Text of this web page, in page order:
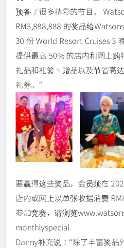
预备了很多精彩的节目。
RM3,888,888 的奖品给
30 份 World Resort Cruises 3
提供最高 50% 的店内和网上
礼品和礼篮丶赠品以及节省高
礼券。”
要赢得这些奖品，会员须在
店内或网上以单张收据消费
参加竞赛，请浏览
monthlyspecial
Danny补充说：“除了丰富奖品